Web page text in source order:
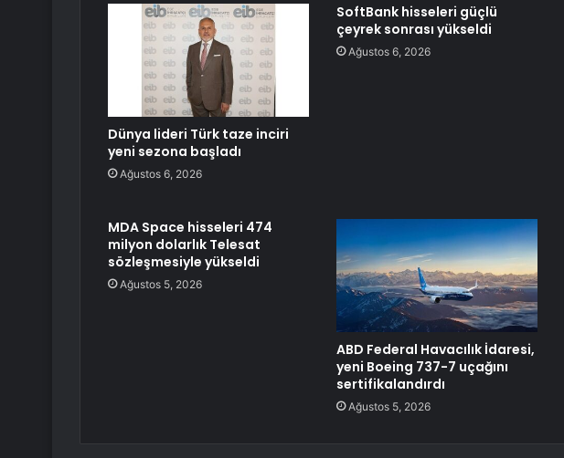
Dünya lideri Türk taze inciri
yeni sezona başladı
Ağustos 6, 2026
SoftBank hisseleri güçlü
çeyrek sonrası yükseldi
Ağustos 6, 2026
MDA Space hisseleri 474
milyon dolarlık Telesat
sözleşmesiyle yükseldi
Ağustos 5, 2026
ABD Federal Havacılık İdaresi,
yeni Boeing 737-7 uçağını
sertifikalandırdı
Ağustos 5, 2026